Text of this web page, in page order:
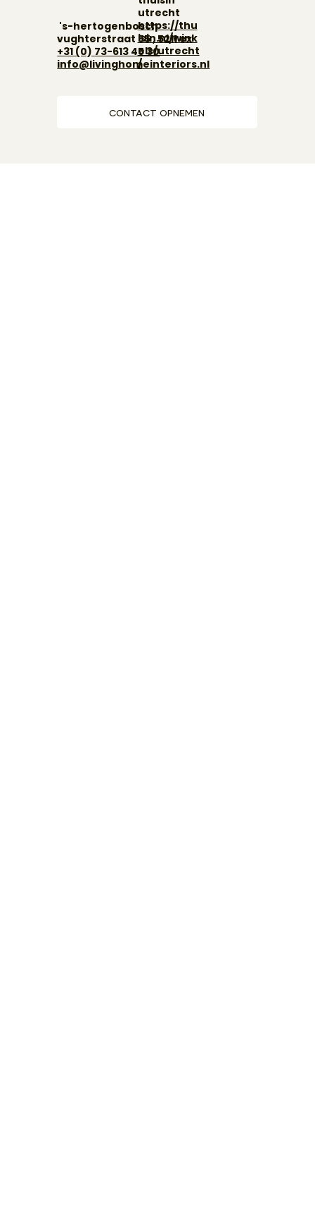
's-hertogenbosch
vughterstraat 55 , 5211 ex
+31 (0) 73-613 45 30
info@livinghomeinteriors.nl
contact opnemen
utrecht
https://thu
isin.nl/wink
els/utrecht
/